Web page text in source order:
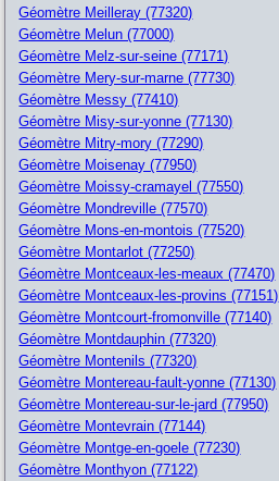
Géomètre Meilleray (77320)
Géomètre Melun (77000)
Géomètre Melz-sur-seine (77171)
Géomètre Mery-sur-marne (77730)
Géomètre Messy (77410)
Géomètre Misy-sur-yonne (77130)
Géomètre Mitry-mory (77290)
Géomètre Moisenay (77950)
Géomètre Moissy-cramayel (77550)
Géomètre Mondreville (77570)
Géomètre Mons-en-montois (77520)
Géomètre Montarlot (77250)
Géomètre Montceaux-les-meaux (77470)
Géomètre Montceaux-les-provins (77151)
Géomètre Montcourt-fromonville (77140)
Géomètre Montdauphin (77320)
Géomètre Montenils (77320)
Géomètre Montereau-fault-yonne (77130)
Géomètre Montereau-sur-le-jard (77950)
Géomètre Montevrain (77144)
Géomètre Montge-en-goele (77230)
Géomètre Monthyon (77122)